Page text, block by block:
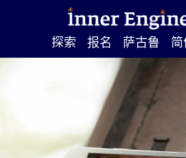
探索 报名 萨古鲁